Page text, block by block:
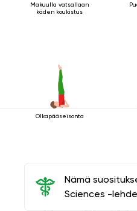
Makuulla vatsallaan
käden koukistus
Olkapääseisonta
Nämä
Sciences -